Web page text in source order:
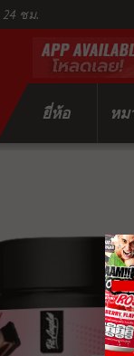
ชม.
ยี่ห้อ ห